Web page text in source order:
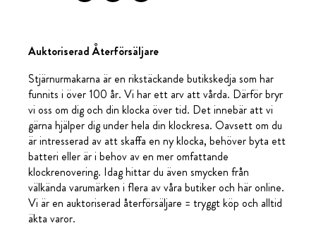
Auktoriserad Återförsäljare
Stjärnurmakarna är en rikstäckande butikskedja som har
funnits i över 100 år. Vi har ett arv att vårda. Därför bryr
vi oss om dig och din klocka över tid. Det innebär att vi
gärna hjälper dig under hela din klockresa. Oavsett om du
är intresserad av att skaffa en ny klocka, behöver byta ett
batteri eller är i behov av en mer omfattande
klockrenovering. Idag hittar du även smycken från
välkända varumärken i flera av våra butiker och här online.
Vi är en auktoriserad återförsäljare = tryggt köp och alltid
äkta varor.